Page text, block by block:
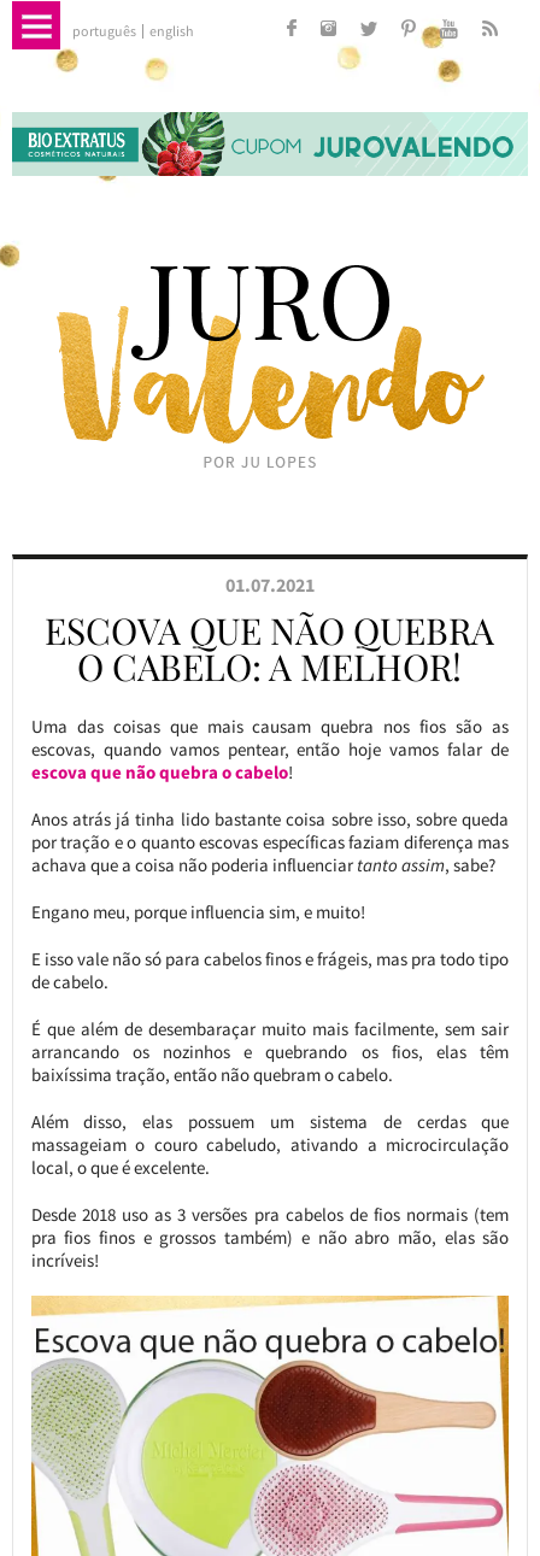
português english
01.07.2021
ESCOVA QUE NÃO QUEBRA
O CABELO: A MELHOR!
Uma das coisas que mais causam quebra nos fios são as
escovas, quando vamos pentear, então hoje vamos falar de
escova que não quebra o cabelo!
Anos atrás já tinha lido bastante coisa sobre isso, sobre queda
por tração e o quanto escovas específicas faziam diferença mas
achava que a coisa não poderia influenciar tanto assim, sabe?
Engano meu, porque influencia sim, e muito!
E isso vale não só para cabelos finos e frágeis, mas pra todo tipo
de cabelo.
É que além de desembaraçar muito mais facilmente, sem sair
arrancando os nozinhos e quebrando os fios, elas têm
baixíssima tração, então não quebram o cabelo.
Além disso, elas possuem um sistema de cerdas que
massageiam o couro cabeludo, ativando a microcirculação
local, o que é excelente.
Desde 2018 uso as 3 versões pra cabelos de fios normais (tem
pra fios finos e grossos também) e não abro mão, elas são
incríveis!